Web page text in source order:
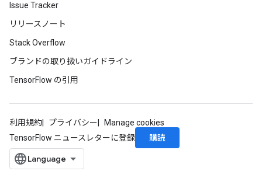
Issue Tracker
リリースノート
Stack Overflow
ブランドの取り扱いガイドライン
TensorFlow の引用
利用規約 プライバシー
Manage cookies
TensorFlow ニュースレターに登録
購読